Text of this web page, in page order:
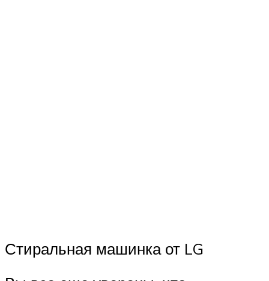
Стиральная машинка от LG